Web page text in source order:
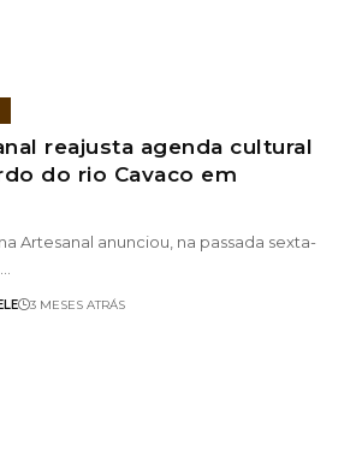
reajusta agenda cultural
do rio Cavaco em
Artesanal anunciou, na passada sexta-
3 MESES ATRÁS